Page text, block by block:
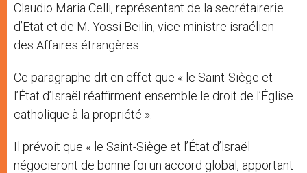
Claudio Maria Celli, représentant de la secrétairerie
d’Etat et de M. Yossi Beilin, vice-ministre israélien
des Affaires étrangères.
Ce paragraphe dit en effet que « le Saint-Siège et
l’État d’Israël réaffirment ensemble le droit de l’Église
catholique à la propriété ».
Il prévoit que « le Saint-Siège et l’État d’lsraël
négocieront de bonne foi un accord global, apportant